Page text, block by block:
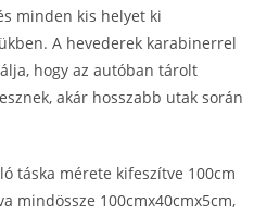
minden kis helyet ki
A hevederek karabinerrel
hogy az autóban tárolt
akár hosszabb utak során
táska mérete kifeszítve 100cm
mindössze 100cmx40cmx5cm,